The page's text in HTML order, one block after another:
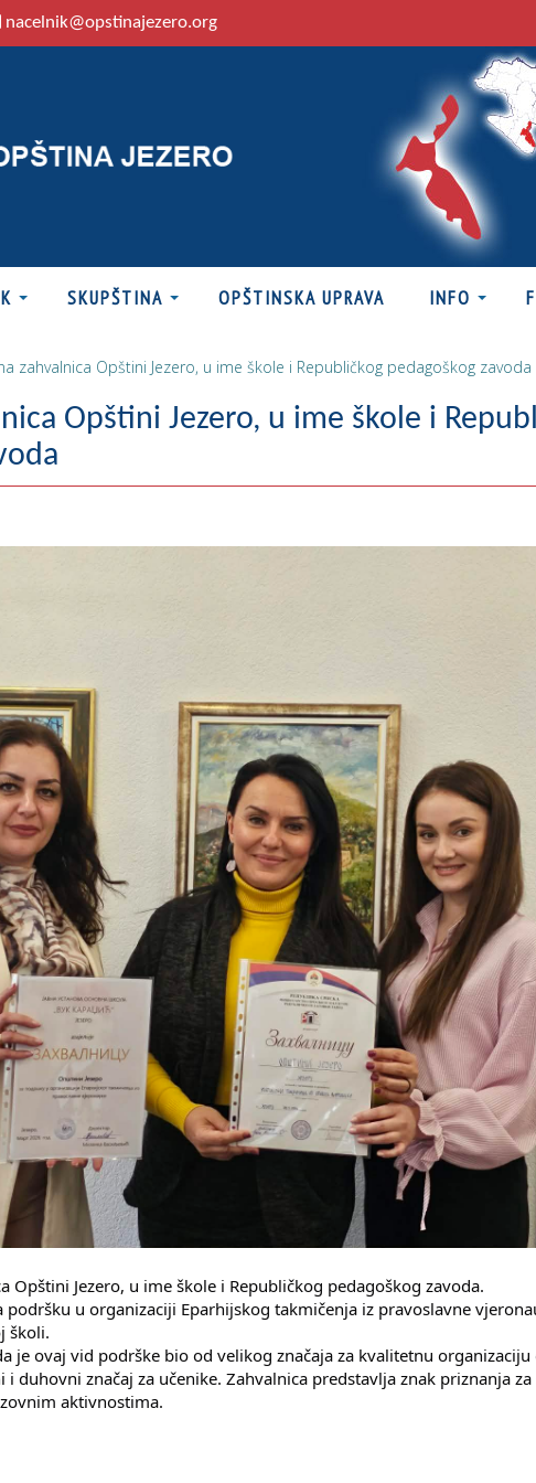
nacelnik@opstinajezero.org
SKUPŠTINA OPŠTINSKA UPRAVA INFO
zahvalnica Opštini Jezero, u ime škole i Republičkog pedagoškog zavoda
Opštini Jezero, u ime škole i
Opštini Jezero, u ime škole i Republičkog pedagoškog zavoda.
podršku u organizaciji Eparhijskog takmičenja iz pravoslavne
školi.
je ovaj vid podrške bio od velikog značaja za kvalitetnu
duhovni značaj za učenike. Zahvalnica predstavlja znak priznanja
aktivnostima.